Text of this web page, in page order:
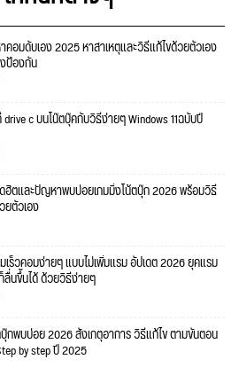
อมดับเอง 2025 หาสาเหตุและวิธีแก้ไขด้วยตัวเอง
ป้องกัน
c บนโน๊ตบุ๊คกับวิธีง่ายๆ Windows 11ฉบับปี
ฮิตและปัญหาพบบ่อยเกมมิ่งโน้ตบุ๊ก 2026 พร้อมวิธี
ยตัวเอง
เร็วคอมง่ายๆ แบบไม่เพิ่มแรม อัปเดต 2026 ยุคแรม
นขึ้นได้ ด้วยวิธีง่ายๆ
กพบบ่อย 2026 สังเกตุอาการ วิธีแก้ไข ตามขั้นตอน
by step ปี 2025